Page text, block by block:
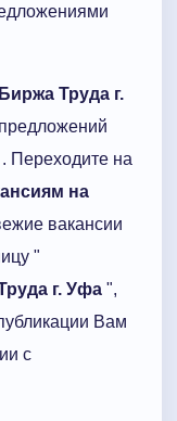
Труда г.
Переходите на
на
вакансии
"
г. Уфа ",
Вам
с